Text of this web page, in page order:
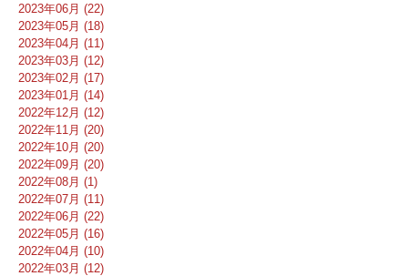
2023年06月 (22)
2023年05月 (18)
2023年04月 (11)
2023年03月 (12)
2023年02月 (17)
2023年01月 (14)
2022年12月 (12)
2022年11月 (20)
2022年10月 (20)
2022年09月 (20)
2022年08月 (1)
2022年07月 (11)
2022年06月 (22)
2022年05月 (16)
2022年04月 (10)
2022年03月 (12)